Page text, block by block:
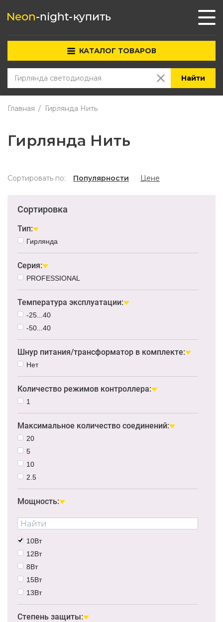
КАТАЛОГ ТОВАРОВ
Найти
Главная Гирлянда Нить
Гирлянда Нить
Сортировать по: Популярности Цене
Сортировка
Тип:
Гирлянда
Серия:
PROFESSIONAL
Температура эксплуатации:
-25...40
-50...40
Шнур питания/трансформатор в комплекте:
Нет
Количество режимов контроллера:
1
Максимальное количество соединений:
20
5
10
2.5
Мощность:
10Вт
12Вт
8Вт
15Вт
13Вт
Степень защиты: